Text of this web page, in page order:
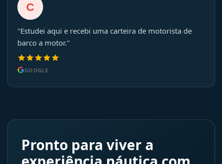
C
"Estudei aqui e recebi uma carteira de motorista de
barco a motor."
GOOGLE
Pronto para viver a